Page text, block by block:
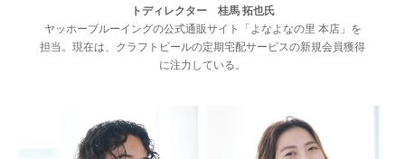
トディレクター 桂馬 拓也氏
ヤッホーブルーイングの公式通販サイト「よなよなの里 本店」を
担当。現在は、クラフトビールの定期宅配サービスの新規会員獲得
に注力している。